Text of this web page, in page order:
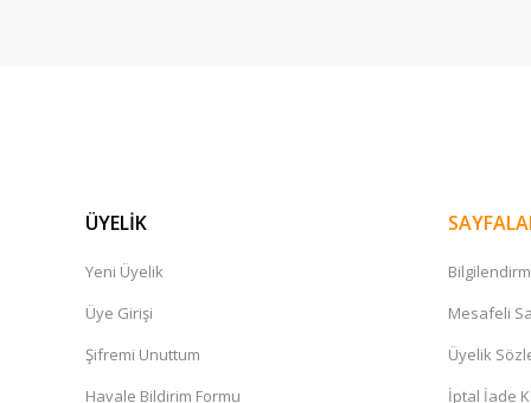
ÜYELİK
Yeni Üyelik
Üye Girişi
Şifremi Unuttum
Havale Bildirim Formu
Mesafeli
Üyelik
İptal İade